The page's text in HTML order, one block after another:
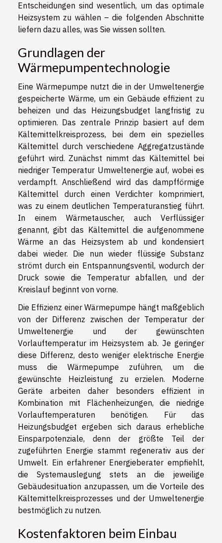
Entscheidungen sind wesentlich, um das optimale
Heizsystem zu wählen – die folgenden Abschnitte
liefern dazu alles, was Sie wissen sollten.
Grundlagen der
Wärmepumpentechnologie
Eine Wärmepumpe nutzt die in der Umweltenergie
gespeicherte Wärme, um ein Gebäude effizient zu
beheizen und das Heizungsbudget langfristig zu
optimieren. Das zentrale Prinzip basiert auf dem
Kältemittelkreisprozess, bei dem ein spezielles
Kältemittel durch verschiedene Aggregatzustände
geführt wird. Zunächst nimmt das Kältemittel bei
niedriger Temperatur Umweltenergie auf, wobei es
verdampft. Anschließend wird das dampfförmige
Kältemittel durch einen Verdichter komprimiert,
was zu einem deutlichen Temperaturanstieg führt.
In einem Wärmetauscher, auch Verflüssiger
genannt, gibt das Kältemittel die aufgenommene
Wärme an das Heizsystem ab und kondensiert
dabei wieder. Die nun wieder flüssige Substanz
strömt durch ein Entspannungsventil, wodurch der
Druck sowie die Temperatur abfallen, und der
Kreislauf beginnt von vorne.
Die Effizienz einer Wärmepumpe hängt maßgeblich
von der Differenz zwischen der Temperatur der
Umweltenergie und der gewünschten
Vorlauftemperatur im Heizsystem ab. Je geringer
diese Differenz, desto weniger elektrische Energie
muss die Wärmepumpe zuführen, um die
gewünschte Heizleistung zu erzielen. Moderne
Geräte arbeiten daher besonders effizient in
Kombination mit Flächenheizungen, die niedrige
Vorlauftemperaturen benötigen. Für das
Heizungsbudget ergeben sich daraus erhebliche
Einsparpotenziale, denn der größte Teil der
zugeführten Energie stammt regenerativ aus der
Umwelt. Ein erfahrener Energieberater empfiehlt,
die Systemauslegung stets an die jeweilige
Gebäudesituation anzupassen, um die Vorteile des
Kältemittelkreisprozesses und der Umweltenergie
bestmöglich zu nutzen.
Kostenfaktoren beim Einbau